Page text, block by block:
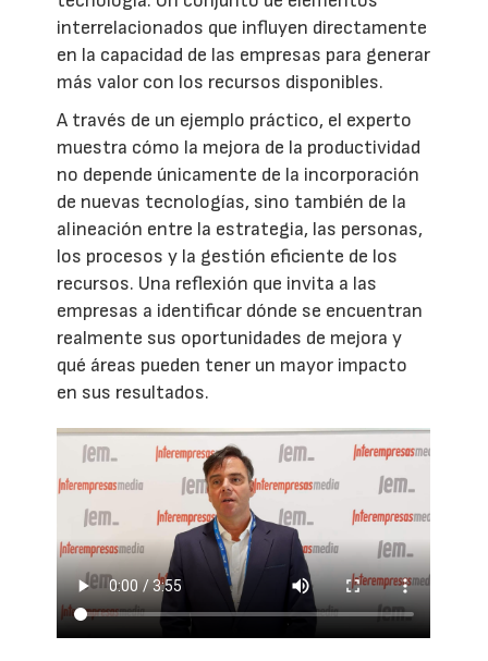
interrelacionados que influyen directamente
en la capacidad de las empresas para generar
más valor con los recursos disponibles.
A través de un ejemplo práctico, el experto
muestra cómo la mejora de la productividad
no depende únicamente de la incorporación
de nuevas tecnologías, sino también de la
alineación entre la estrategia, las personas,
los procesos y la gestión eficiente de los
recursos. Una reflexión que invita a las
empresas a identificar dónde se encuentran
realmente sus oportunidades de mejora y
qué áreas pueden tener un mayor impacto
en sus resultados.